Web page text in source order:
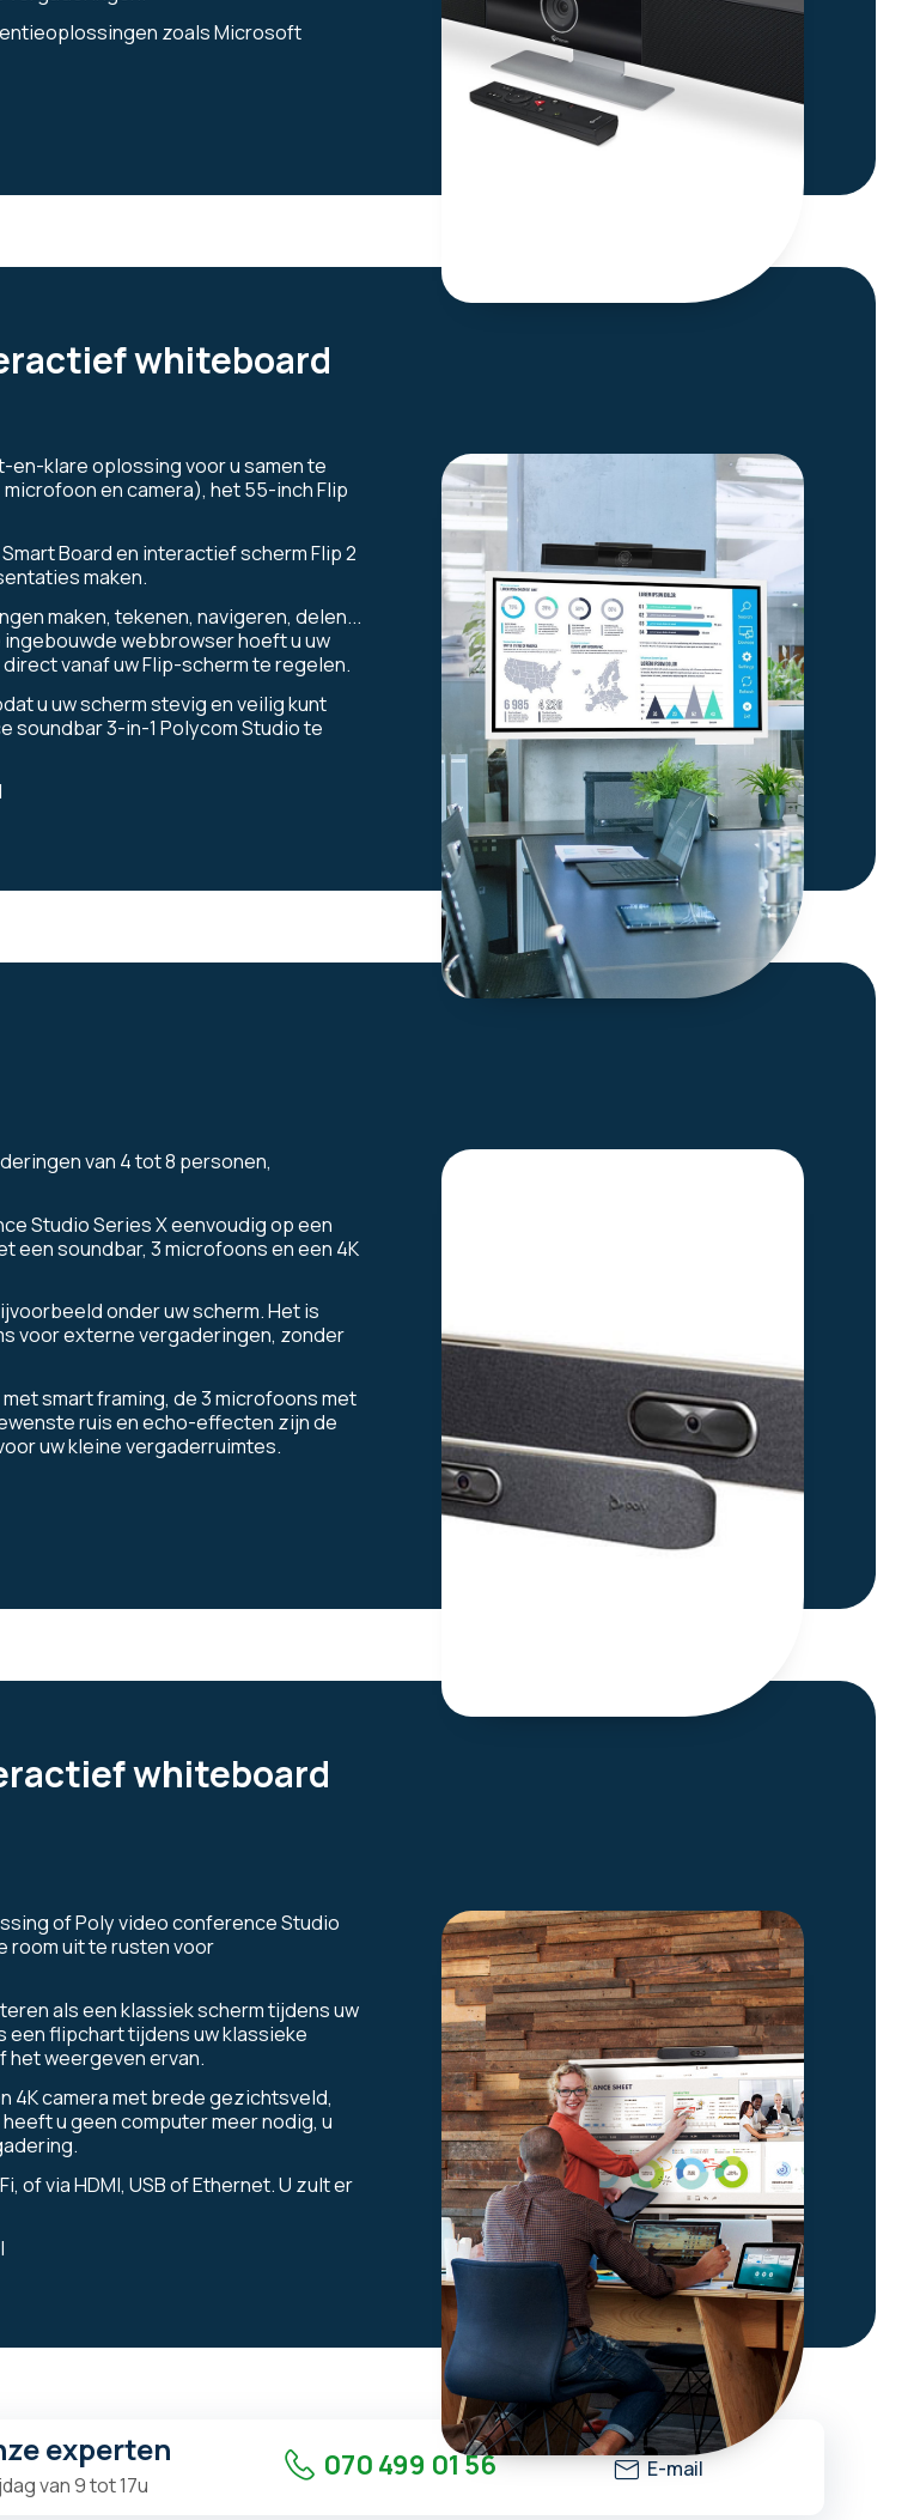
zoals Microsoft
whiteboard
klare oplossing voor u samen te
en camera), het 55-inch Flip
Smart Board en interactief schermFlip 2
maken.
maken, tekenen, navigeren, delen...
ingebouwde webbrowser hoeft u uw
vanaf uw Flip-scherm te regelen.
u uw scherm stevig en veilig kunt
soundbar 3-in-1 Polycom Studio te
van 4 tot 8 personen,
Studio Series X eenvoudig op een
een soundbar, 3 microfoons en een 4K
onder uw scherm. Het is
voor externe vergaderingen, zonder
smart framing, de 3 microfoons met
ruis en echo-effecten zijn de
uw kleine vergaderruimtes.
whiteboard
of Poly video conference Studio
room uit te rusten voor
als een klassiek scherm tijdens uw
een flipchart tijdens uw klassieke
het weergeven ervan.
4K camera met brede gezichtsveld,
u geen computer meer nodig, u
of via HDMI, USB of Ethernet. U zult er
experten
van 9 tot 17u
070 499 01 56 E-mail